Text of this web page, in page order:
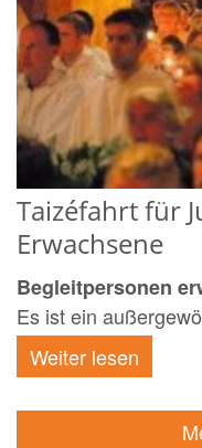
Taizéfahrt für
Erwachsene
Begleitpersonen
Es ist ein
Weiter lesen